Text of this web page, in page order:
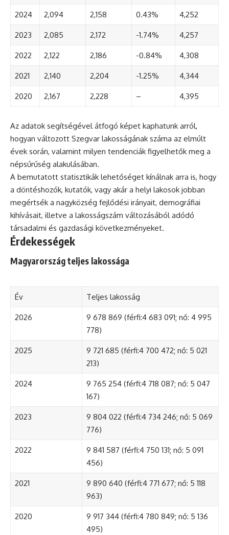
2024 2,094 2,158 0.43% 4,252
2023 2,085 2,172 -1.74% 4,257
2022 2,122 2,186 -0.84% 4,308
2021 2,140 2,204 -1.25% 4,344
2020 2,167 2,228 – 4,395
Az adatok segítségével átfogó képet kaphatunk arról,
hogyan változott Szegvar lakosságának száma az elmúlt
évek során, valamint milyen tendenciák figyelhetők meg a
népsűrűség alakulásában.
A bemutatott statisztikák lehetőséget kínálnak arra is, hogy
a döntéshozók, kutatók, vagy akár a helyi lakosok jobban
megértsék a nagyközség fejlődési irányait, demográfiai
kihívásait, illetve a lakosságszám változásából adódó
társadalmi és gazdasági következményeket.
Érdekességek
Magyarország teljes lakossága
Év Teljes lakosság
2026
9 678 869 (férfi:4 683 091; nő: 4 995
778)
2025
9 721 685 (férfi:4 700 472; nő: 5 021
213)
2024
9 765 254 (férfi:4 718 087; nő: 5 047
167)
2023
9 804 022 (férfi:4 734 246; nő: 5 069
776)
2022
9 841 587 (férfi:4 750 131; nő: 5 091
456)
2021
9 890 640 (férfi:4 771 677; nő: 5 118
963)
2020
9 917 344 (férfi:4 780 849; nő: 5 136
495)